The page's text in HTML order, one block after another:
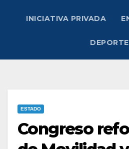
INICIATIVA PRIVADA
ESTADO
Congreso